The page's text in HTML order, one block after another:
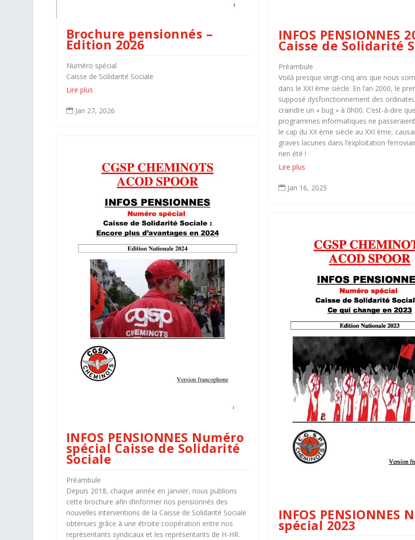
Brochure pensionnés –
Edition 2026
Numéro spécial
Caisse de Solidarité Sociale
Lire plus
 Jan 27, 2026
INFOS PENSIONNES
Caisse de Solidarité
Préambule
Voilà presque vingt-cinq ans que nous
dans le XXI ème siècle. En l’an 2000, le
supposé dysfonctionnement des
craindre un « bug » à 0h00. C’est-à-dire
programmes informatiques ne
le cap du XX ème siècle au XXI ème,
graves lacunes dans l’exploitation
rien été !
Lire plus
 Jan 16, 2025
INFOS PENSIONNES Numéro
spécial Caisse de Solidarité
Sociale
Préambule
Depuis 2018, chaque année en janvier, nous publions
cette brochure afin d’informer nos pensionnés des
nouvelles interventions de la Caisse de Solidarité Sociale
obtenues grâce à une étroite coopération entre nos
représentants syndicaux et les représentants de H-HR.
INFOS PENSIONNES
spécial 2023